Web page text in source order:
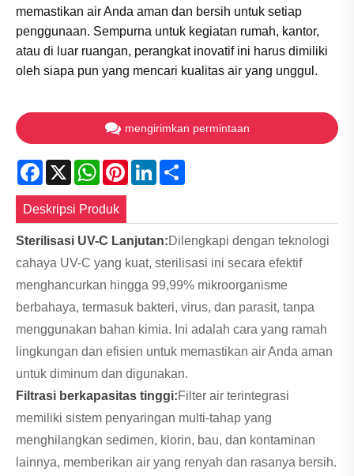
memastikan air Anda aman dan bersih untuk setiap
penggunaan. Sempurna untuk kegiatan rumah, kantor,
atau di luar ruangan, perangkat inovatif ini harus dimiliki
oleh siapa pun yang mencari kualitas air yang unggul.
mengirimkan permintaan
Facebook
X WhatsApp
PinterestLinkedIn
Deskripsi Produk
Sterilisasi UV-C Lanjutan:Dilengkapi dengan teknologi
cahaya UV-C yang kuat, sterilisasi ini secara efektif
menghancurkan hingga 99,99% mikroorganisme
berbahaya, termasuk bakteri, virus, dan parasit, tanpa
menggunakan bahan kimia. Ini adalah cara yang ramah
lingkungan dan efisien untuk memastikan air Anda aman
untuk diminum dan digunakan.
Filtrasi berkapasitas tinggi:Filter air terintegrasi
memiliki sistem penyaringan multi-tahap yang
menghilangkan sedimen, klorin, bau, dan kontaminan
lainnya, memberikan air yang renyah dan rasanya bersih.